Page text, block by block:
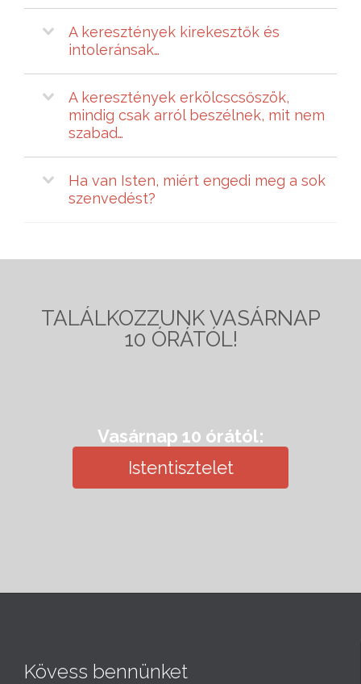
A keresztények kirekesztők és
intoleránsak…
A keresztények erkölcscsőszök,
mindig csak arról beszélnek, mit nem
szabad…
Ha van Isten, miért engedi meg a sok
szenvedést?
TALÁLKOZZUNK VASÁRNAP
10 ÓRÁTÓL!
Vasárnap 10 órától:
Istentisztelet
Kövess bennünket